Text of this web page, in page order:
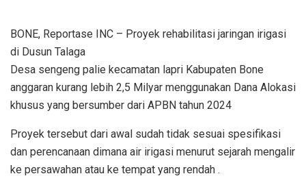
BONE, Reportase INC – Proyek rehabilitasi jaringan irigasi
di Dusun Talaga
Desa sengeng palie kecamatan lapri Kabupaten Bone
anggaran kurang lebih 2,5 Milyar menggunakan Dana Alokasi
khusus yang bersumber dari APBN tahun 2024
Proyek tersebut dari awal sudah tidak sesuai spesifikasi
dan perencanaan dimana air irigasi menurut sejarah mengalir
ke persawahan atau ke tempat yang rendah .